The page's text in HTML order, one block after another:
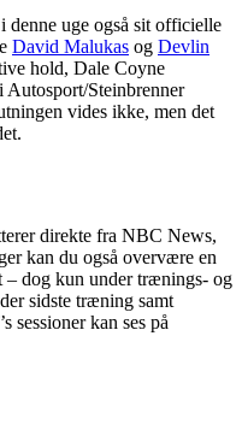
denne uge også sit officielle
David Malukas og Devlin
hold, Dale Coyne
Steinbrenner
vides ikke, men det
direkte fra NBC News,
kan du også overvære en
– dog kun under trænings- og
sidste træning samt
kan ses på